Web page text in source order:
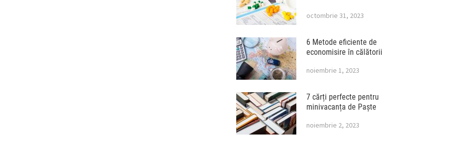
octombrie 31, 2023
6 Metode eficiente de
economisire în călătorii
noiembrie 1, 2023
7 cărți perfecte pentru
minivacanța de Paște
noiembrie 2, 2023